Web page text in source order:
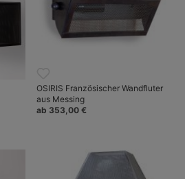
OSIRIS Französischer Wandfluter
aus Messing
ab 353,00 €